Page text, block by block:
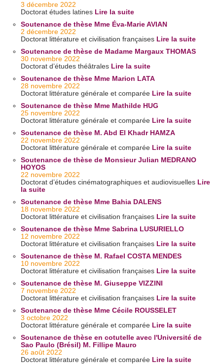
3 décembre 2022
Doctorat études latines Lire la suite
Soutenance de thèse Mme Éva-Marie AVIAN
2 décembre 2022
Doctorat littérature et civilisation françaises Lire la suite
Soutenance de thèse de Madame Margaux THOMAS
30 novembre 2022
Doctorat d’études théâtrales Lire la suite
Soutenance de thèse Mme Marion LATA
28 novembre 2022
Doctorat littérature générale et comparée Lire la suite
Soutenance de thèse Mme Mathilde HUG
25 novembre 2022
Doctorat littérature générale et comparée Lire la suite
Soutenance de thèse M. Abd El Khadr HAMZA
22 novembre 2022
Doctorat littérature générale et comparée Lire la suite
Soutenance de thèse de Monsieur Julian MEDRANO
HOYOS
22 novembre 2022
Doctorat d’études cinématographiques et audiovisuelles Lire
la suite
Soutenance de thèse Mme Bahia DALENS
18 novembre 2022
Doctorat littérature et civilisation françaises Lire la suite
Soutenance de thèse Mme Sabrina LUSURIELLO
12 novembre 2022
Doctorat littérature et civilisation françaises Lire la suite
Soutenance de thèse M. Rafael COSTA MENDES
10 novembre 2022
Doctorat littérature et civilisation françaises Lire la suite
Soutenance de thèse M. Giuseppe VIZZINI
7 novembre 2022
Doctorat littérature et civilisation françaises Lire la suite
Soutenance de thèse Mme Cécile ROUSSELET
3 octobre 2022
Doctorat littérature générale et comparée Lire la suite
Soutenance de thèse en cotutelle avec l'Université de
Sao Paulo (Brésil) M. Fillipe Mauro
26 août 2022
Doctorat littérature générale et comparée Lire la suite